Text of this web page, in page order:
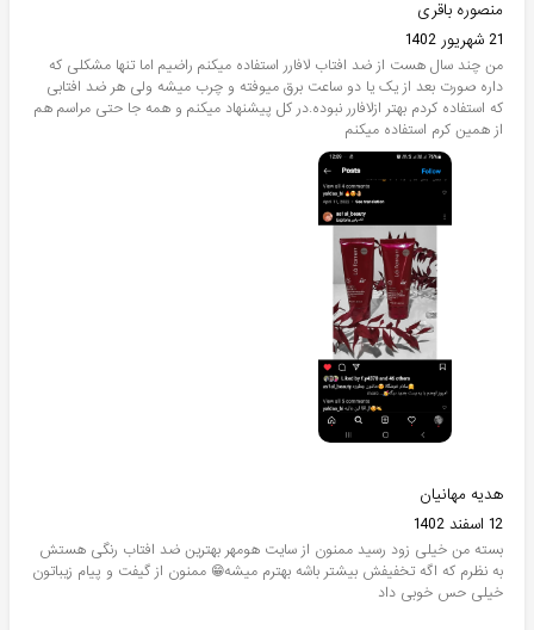
منصوره باقری
21 شهریور 1402
من چند سال هست از ضد افتاب لافارر استفاده میکنم راضیم اما تنها مشکلی که
داره صورت بعد از یک یا دو ساعت برق میوفته و چرب میشه ولی هر ضد افتابی
که استفاده کردم بهتر ازلافارر نبوده.در کل پیشنهاد میکنم و همه جا حتی مراسم هم
از همین کرم استفاده میکنم
هدیه مهانیان
12 اسفند 1402
بسته من خیلی زود رسید ممنون از سایت هومهر بهترین ضد افتاب رنگی هستش
به نظرم که اگه تخفیفش بیشتر باشه بهترم میشه😁 ممنون از گیفت و پیام زیباتون
خیلی حس خوبی داد